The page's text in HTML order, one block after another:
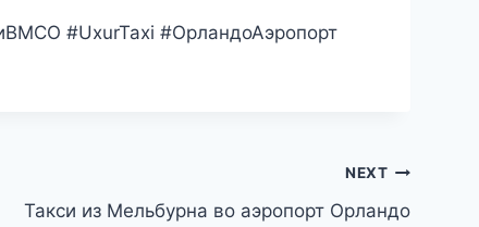
#UxurTaxi #ОрландоАэропорт
NEXT
Такси из Мельбурна во аэропорт Орландо